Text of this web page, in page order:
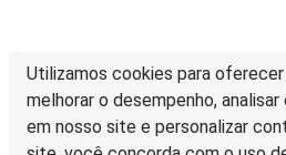
Utilizamos cookies para
melhorar o desempenho,
em nosso site e personalizar